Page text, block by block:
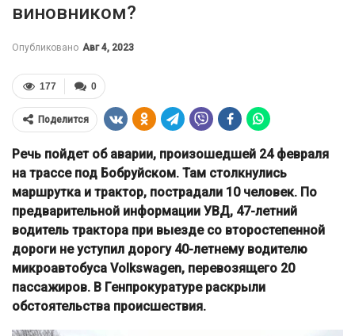
виновником?
Опубликовано Авг 4, 2023
0
177
Поделится
Речь пойдет об аварии, произошедшей 24 февраля
на трассе под Бобруйском. Там столкнулись
маршрутка и трактор, пострадали 10 человек. По
предварительной информации УВД, 47-летний
водитель трактора при выезде со второстепенной
дороги не уступил дорогу 40-летнему водителю
микроавтобуса Volkswagen, перевозящего 20
пассажиров. В Генпрокуратуре раскрыли
обстоятельства происшествия.